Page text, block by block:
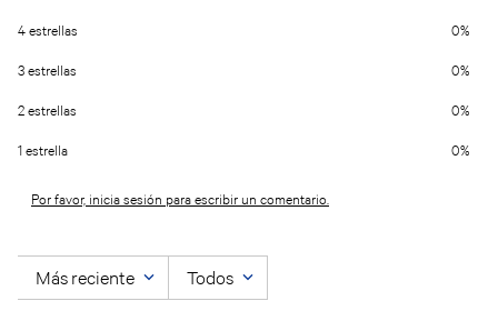
4 estrellas 0%
3 estrellas 0%
2 estrellas 0%
1 estrella 0%
Por favor, inicia sesión para escribir un comentario.
Más reciente Todos